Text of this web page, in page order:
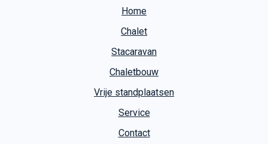
Home
Chalet
Stacaravan
Chaletbouw
Vrije standplaatsen
Service
Contact